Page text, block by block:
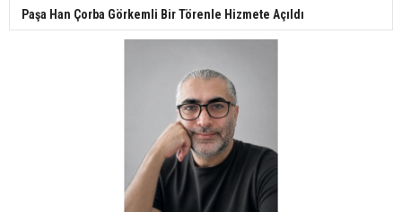
Paşa Han Çorba Görkemli Bir Törenle Hizmete Açıldı